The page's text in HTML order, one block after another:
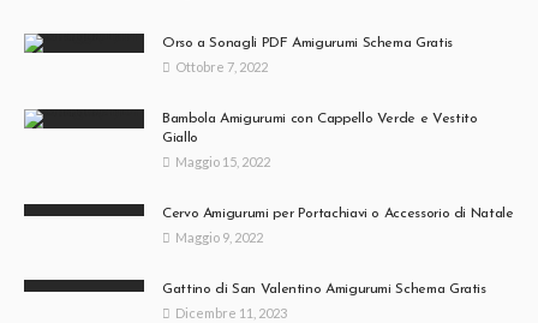
Orso a Sonagli PDF Amigurumi Schema Gratis
Ottobre 7, 2022
Bambola Amigurumi con Cappello Verde e Vestito
Giallo
Maggio 15, 2022
Cervo Amigurumi per Portachiavi o Accessorio di Natale
Maggio 9, 2022
Gattino di San Valentino Amigurumi Schema Gratis
Dicembre 11, 2023